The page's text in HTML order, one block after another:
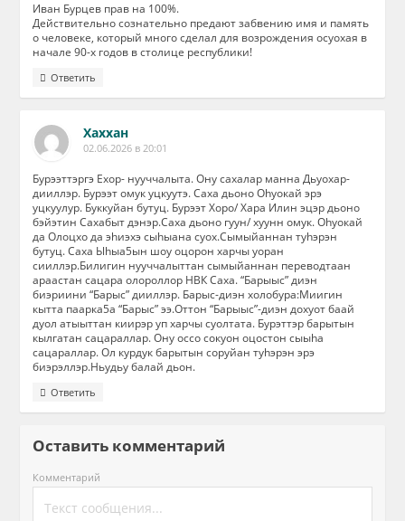
Иван Бурцев прав на 100%.
Действительно сознательно предают забвению имя и память
о человеке, который много сделал для возрождения осуохая в
начале 90-х годов в столице республики!
Ответить
Хаххан
02.06.2026 в 20:01
Бурээттэргэ Ехор- нууччалыта. Ону сахалар манна Дьуохар-
дииллэр. Бурээт омук уцкуутэ. Саха дьоно Оhуокай эрэ
уцкуулур. Буккуйан бутуц. Бурээт Хоро/ Хара Илин эцэр дьоно
бэйэтин Сахабыт дэнэр.Саха дьоно гуун/ хуунн омук. Оhуокай
да Олоцхо да эhиэхэ сыhыана суох.Сымыйаннан туhэрэн
бутуц. Саха Ыhыа5ын шоу оцорон харчы уоран
сииллэр.Билигин нууччалыттан сымыйаннан переводтаан
араастан сацара олороллор НВК Саха. “Барыыс” диэн
биэриини “Барыс” дииллэр. Барыс-диэн холобура:Миигин
кытта паарка5а “Барыс” ээ.Оттон “Барыыс”-диэн дохуот баай
дуол атыыттан киирэр уп харчы суолтата. Бурэттэр барытын
кылгатан сацараллар. Ону оссо сокуон оцостон сыыhа
сацараллар. Ол курдук барытын соруйан туhэрэн эрэ
биэрэллэр.Ньудьу балай дьон.
Ответить
Оставить комментарий
Комментарий